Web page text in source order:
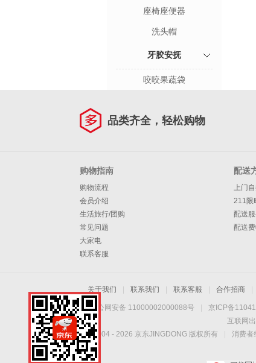
座椅座便器
洗头帽
牙胶安抚
咬咬果蔬袋
品类齐全，轻松购物
购物指南
购物流程
会员介绍
生活旅行/团购
常见问题
大家电
联系客服
配送
上门
211限
配送
配送
关于我们 联系我们 联系客服 合作招商
京公网安备 11000002000088号 京ICP备
互联网
Copyright © 2004 - 2026 京东JINGDONG 版权所有 消费者